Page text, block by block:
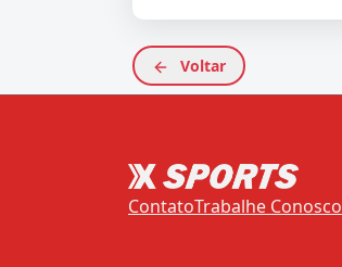
Voltar
ContatoTrabalhe Conosco